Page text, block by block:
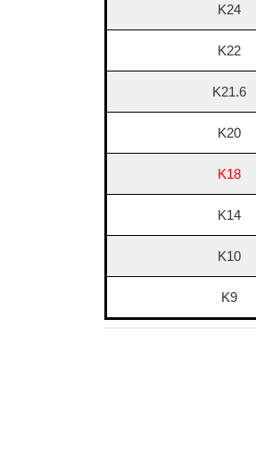
K24
K22
K21.6
K20
K18
K14
K10
K9